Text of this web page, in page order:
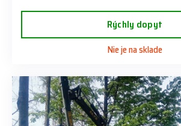
Rýchly dopyt
Nie je na sklade